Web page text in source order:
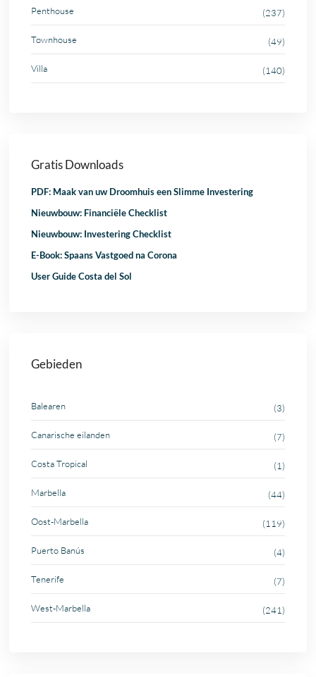
Penthouse (237)
Townhouse (49)
Villa (140)
Gratis Downloads
PDF: Maak van uw Droomhuis een Slimme Investering
Nieuwbouw: Financiële Checklist
Nieuwbouw: Investering Checklist
E-Book: Spaans Vastgoed na Corona
User Guide Costa del Sol
Gebieden
Balearen (3)
Canarische eilanden (7)
Costa Tropical (1)
Marbella (44)
Oost-Marbella (119)
Puerto Banús (4)
Tenerife (7)
West-Marbella (241)